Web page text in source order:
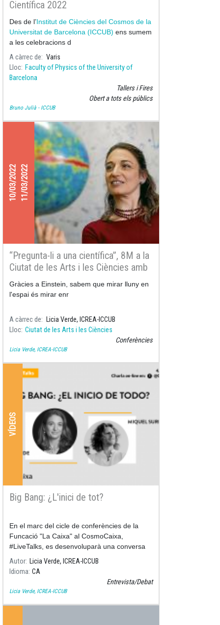
Científica 2022
Des de l’Institut de Ciències del Cosmos de la
Universitat de Barcelona (ICCUB) ens sumem
a les celebracions d
A càrrec de
Varis
Lloc Faculty of Physics of the University of
Barcelona
Tallers i Fires
Obert a tots els públics
Bruno Julià - ICCUB
10/03/202211/03/2022
“Pregunta-li a una científica”, 8M a la
Ciutat de les Arts i les Ciències amb
Licia Verde
Gràcies a Einstein, sabem que mirar lluny en
l'espai és mirar enr
A càrrec de
Licia Verde, ICREA-ICCUB
Lloc Ciutat de les Arts i les Ciències
Conferències
Licia Verde, ICREA-ICCUB
VÍDEOS
Big Bang: ¿L'inici de tot?
En el marc del cicle de conferències de la
Funcació "La Caixa" al CosmoCaixa,
#LiveTalks, es desenvoluparà una conversa
entre el físic Miquel Sureda i la nostra
investigadora Licia Verde, on ens su
Autor Licia Verde, ICREA-ICCUB
Idioma CA
Entrevista/Debat
Licia Verde, ICREA-ICCUB